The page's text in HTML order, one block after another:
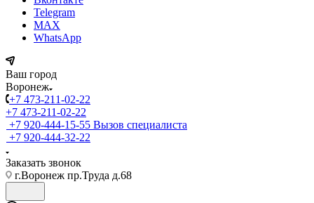
Telegram
MAX
WhatsApp
Ваш город
Воронеж
+7 473-211-02-22
+7 473-211-02-22
+7 920-444-15-55 Вызов специалиста
+7 920-444-32-22
Заказать звонок
г.Воронеж пр.Труда д.68